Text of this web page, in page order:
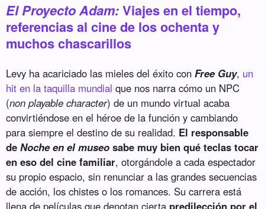
El Proyecto Adam:Viajes en el tiempo,
referencias al cine de los ochenta y
muchos chascarillos
Levy ha acariciado las mieles del éxito conFree Guy, un
hit en la taquilla mundial que nos narra cómo un NPC
(non playable character) de un mundo virtual acaba
convirtiéndose en el héroe de la función y cambiando
para siempre el destino de su realidad. El responsable
deNoche en el museo sabe muy bien qué teclas tocar
en eso del cine familiar, otorgándole a cada espectador
su propio espacio, sin renunciar a las grandes secuencias
de acción, los chistes o los romances. Su carrera está